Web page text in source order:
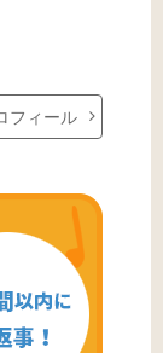
フィール